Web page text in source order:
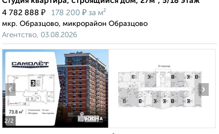
4 782 888 ₽ 178 200 ₽ за м²
мкр. Образцово, микрорайон Образцово
Агентство, 03.08.2026
2/2
‹ ›